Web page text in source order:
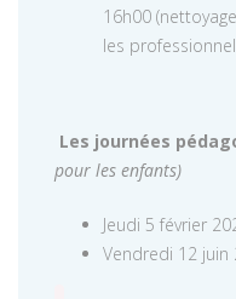
16h00
les
Les journées
pour les enfants)
Jeudi 5 février
Vendredi 12 juin